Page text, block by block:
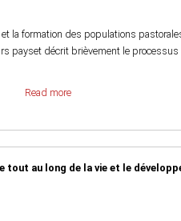
la formation des populations
payset décrit brièvement le processus
Read more
au long de la vie et le